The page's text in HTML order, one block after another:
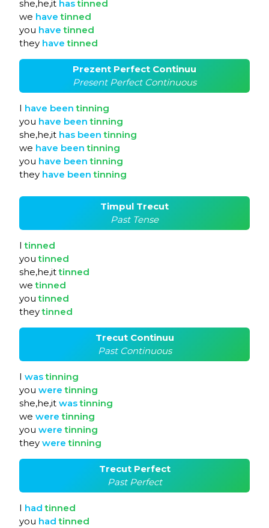
she,he,it hastinned
we havetinned
you havetinned
they havetinned
Prezent Perfect Continuu
Present Perfect Continuous
I have beentinning
you have beentinning
she,he,it has beentinning
we have beentinning
you have beentinning
they have beentinning
Timpul Trecut
Past Tense
Itinned
youtinned
she,he,ittinned
wetinned
youtinned
theytinned
Trecut Continuu
Past Continuous
I wastinning
you weretinning
she,he,it wastinning
we weretinning
you weretinning
they weretinning
Trecut Perfect
Past Perfect
I hadtinned
you hadtinned